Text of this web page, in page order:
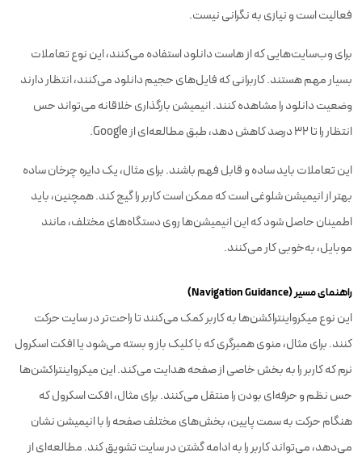
فعالیت است و نیازی به نگرانی نیست.
برای وب‌سایت‌هایی که از هاست دانلود استفاده می‌کنند، این نوع تعاملات
بسیار مهم هستند. کاربرانی که فایل‌های حجیم دانلود می‌کنند، انتظار دارند
وضعیت دانلود را مشاهده کنند. انیمیشن بارگذاری خلاقانه می‌تواند حس
انتظار را تا ۳۲ درصد کاهش دهد، طبق مطالعه‌ای از Google.
این تعاملات باید ساده و قابل فهم باشند. برای مثال، یک دایره چرخان ساده
بهتر از انیمیشن شلوغی است که ممکن است کاربر را گیج کند. همچنین، باید
اطمینان حاصل شود که این انیمیشن‌ها روی دستگاه‌های مختلف، مانند
موبایل، به‌خوبی کار می‌کنند.
راهنمای مسیر (Navigation Guidance)
این نوع میکرواینتراکشن‌ها به کاربر کمک می‌کنند تا راحت‌تر در سایت حرکت
کنند. برای مثال، منوی همبرگری که با کلیک باز و بسته می‌شود یا افکت اسکرول
نرم که کاربر را به بخش خاصی از صفحه هدایت می‌کند. این میکرواینتراکشن‌ها
حس نظم و حرفه‌ای بودن را منتقل می‌کنند. برای مثال، افکت اسکرول که
هنگام حرکت به سمت پایین، بخش‌های مختلف صفحه را با انیمیشن نشان
می‌دهد، می‌تواند کاربر را به ادامه گشتن در سایت تشویق کند. مطالعه‌ای از